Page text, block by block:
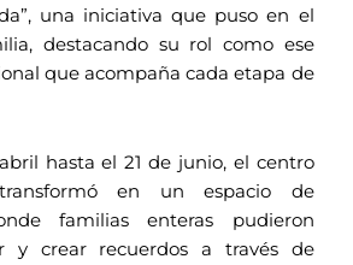
una iniciativa que puso en el
destacando su rol como ese
que acompaña cada etapa de
hasta el 21 de junio, el centro
en un espacio de
familias enteras pudieron
y crear recuerdos a través de